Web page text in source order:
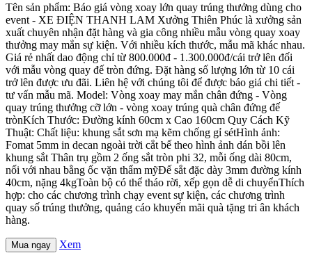
Tên sản phẩm: Báo giá vòng xoay lớn quay trúng thưởng dùng cho
event - XE ĐIỆN THANH LAM Xưởng Thiên Phúc là xưởng sản
xuất chuyên nhận đặt hàng và gia công nhiều mẫu vòng quay xoay
thưởng may mắn sự kiện. Với nhiều kích thước, mẫu mã khác nhau.
Giá rẻ nhất dao động chỉ từ 800.000đ - 1.300.000đ/cái trở lên đối
với mẫu vòng quay đế tròn đứng. Đặt hàng số lượng lớn từ 10 cái
trở lên được ưu đãi. Liên hệ với chúng tôi để được báo giá chi tiết -
tư vấn mẫu mã. Model: Vòng xoay may mắn chân đứng - Vòng
quay trúng thưởng cỡ lớn - vòng xoay trúng quà chân đứng đế
trònKích Thước: Đường kính 60cm x Cao 160cm Quy Cách Kỹ
Thuật: Chất liệu: khung sắt sơn mạ kẽm chống gỉ sétHình ảnh:
Fomat 5mm in decan ngoài trời cắt bế theo hình ảnh dán bồi lên
khung sắt Thân trụ gồm 2 ống sắt tròn phi 32, mỗi ống dài 80cm,
nối với nhau bằng ốc vặn thẩm mỹĐế sắt đặc dày 3mm đường kính
40cm, nặng 4kgToàn bộ có thể tháo rời, xếp gọn dễ di chuyểnThích
hợp: cho các chương trình chạy event sự kiện, các chương trình
quay số trúng thưởng, quảng cáo khuyến mãi quà tặng tri ân khách
hàng.
Mua ngay Xem